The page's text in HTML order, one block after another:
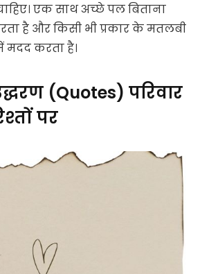
एक साथ अच्छे पल बिताना
है और किसी भी प्रकार के मतलबी
मदद करता है।
(Quotes) परिवार
पर